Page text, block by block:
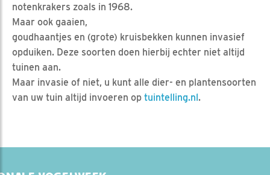
notenkrakers zoals in 1968.
Maar ook gaaien,
goudhaantjes en (grote) kruisbekken kunnen invasief
opduiken. Deze soorten doen hierbij echter niet altijd
tuinen aan.
Maar invasie of niet, u kunt alle dier- en plantensoorten
van uw tuin altijd invoeren op tuintelling.nl.